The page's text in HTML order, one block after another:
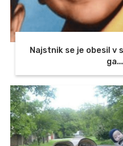
Najstnik se je obesil v
ga...